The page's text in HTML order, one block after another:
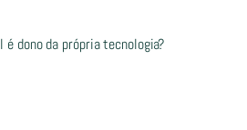
dono da própria tecnologia?